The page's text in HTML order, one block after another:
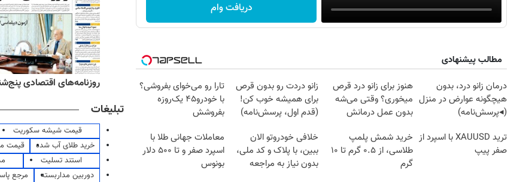
دریافت وام
مطالب پیشنهادی
درمان زانو درد، بدون
هیچگونه عوارض در منزل
(◂پرسش‌نامه)
هنوز برای زانو درد قرص
میخوری؟ وقتی می‌شه
بدون عمل درمانش
زانو دردت رو بدون قرص
برای همیشه خوب کن!
(قدم اول، پرسش‌نامه)
تارا رو می‌خوای بفروشی؟
با خودرو۴۵ یک‌روزه
بفروشش
ترید XAUUSD با اسپرد از
صفر پیپ
خرید شمش پلمپ
طلاسی، از ۰.۵ گرم تا ۱۰
گرم
خلافی خودروتو الان
ببین، با پلاک و کد ملی،
بدون نیاز به مراجعه
معاملات جهانی طلا با
اسپرد صفر و تا ۵۰۰ دلار
بونوس
روزنامه‌های صبح پنج‌شنبه ۱۵ مرداد ۱۴۰۵ روزنامه‌های ورزشی پنج‌شنبه ۱۵ مرداد ۱۴۰۵ روزنامه‌های اقتصادی پنج‌شنبه ۱۵ مرداد
تبلیغات
قیمت شیشه سکوریت
خرید طلای آب شده
قیمت
استند تسلیت
دوربین مداربسته
مرجع